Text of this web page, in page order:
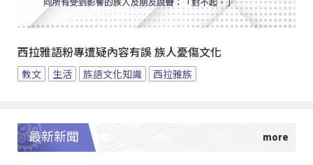
西拉雅語粉專遭疑內容有誤 族人憂傷文化
教文 生活 族語文化知識 西拉雅族
最新新聞